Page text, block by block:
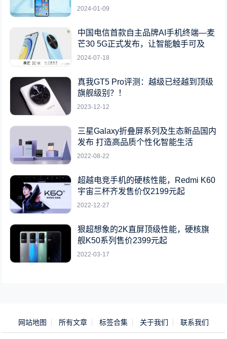
2024-01-09
中国电信首款自主品牌AI手机终端—麦
芒30 5G正式发布，让智能触手可及
2024-07-18
真我GT5 Pro评测：越级已经越到顶级
旗舰级别？！
2023-12-12
三星Galaxy折叠屏系列及生态新品国内
发布 打造高品质个性化智能生活
2022-08-22
超越电竞手机的硬核性能，Redmi K60
宇宙三杯齐发售价仅2199元起
2022-12-27
狠超想象的2K直屏顶级性能，硬核旗
舰K50系列售价2399元起
2022-03-17
网站地图 所有文章 标签合集 关于我们 联系我们